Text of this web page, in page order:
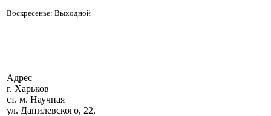
Воскресенье: Выходной
Адрес
г. Харьков
ст. м. Научная
ул. Данилевского, 22,